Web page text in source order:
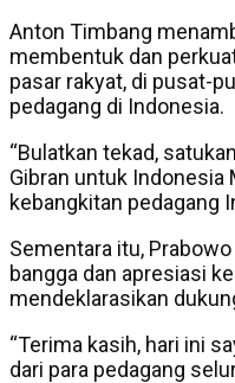
Anton Timbang
membentuk dan
pasar rakyat, di pusat-
pedagang di Indonesia.
“Bulatkan tekad,
Gibran untuk Indonesia
kebangkitan pedagang
Sementara itu,
bangga dan apresiasi
mendeklarasikan
“Terima kasih, hari ini
dari para pedagang